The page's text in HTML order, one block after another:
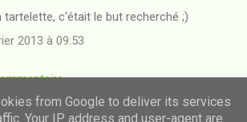
tartelette, c'était le but recherché ;)
2013 à 09:53
from Google to deliver its services
Your IP address and user-agent are